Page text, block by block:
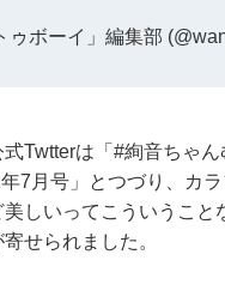
ボーイ」編集部
Twtterは「#絢音ちゃ
7月号」とつづり、カ
しいってこういうこ
せられました。